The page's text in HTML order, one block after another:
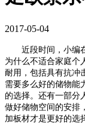
2017-05-04
近段时间，小编在
为什么不适合家庭个
耐用，包括具有抗冲
需要多么好的储物能
的选择。还有一部分
做好储物空间的安排
加板材才是更好的选